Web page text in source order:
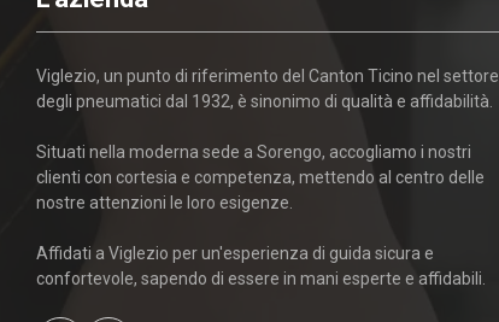
Viglezio, un punto di riferimento del Canton Ticino nel settore
degli pneumatici dal 1932, è sinonimo di qualità e affidabilità.
Situati nella moderna sede a Sorengo, accogliamo i nostri
clienti con cortesia e competenza, mettendo al centro delle
nostre attenzioni le loro esigenze.
Affidati a Viglezio per un'esperienza di guida sicura e
confortevole, sapendo di essere in mani esperte e affidabili.